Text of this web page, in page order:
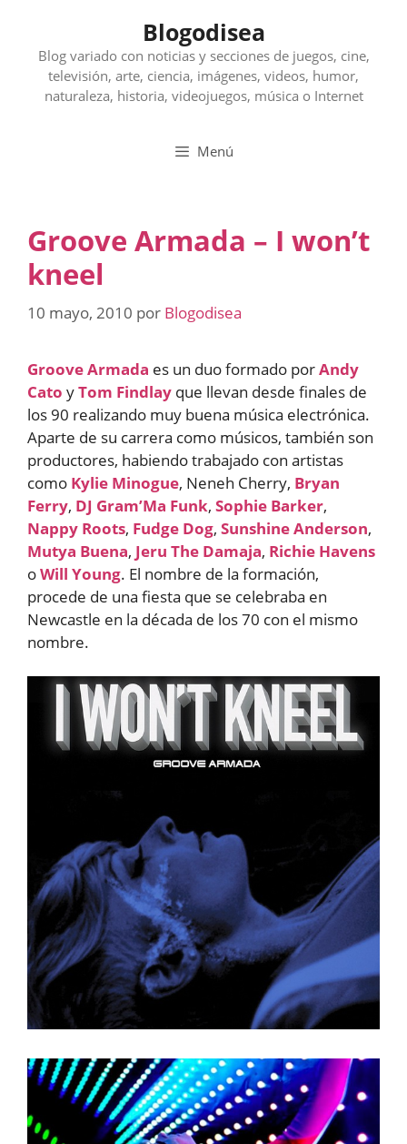
contenido
Blogodisea
Blog variado con noticias y secciones de juegos, cine,
televisión, arte, ciencia, imágenes, videos, humor,
naturaleza, historia, videojuegos, música o Internet
Menú
Groove Armada – I won’t
kneel
10 mayo, 2010 por Blogodisea
Groove Armada es un duo formado porAndy
Cato yTom Findlay que llevan desde finales de
los 90 realizando muy buena música electrónica.
Aparte de su carrera como músicos, también son
productores, habiendo trabajado con artistas
como Kylie Minogue, Neneh Cherry, Bryan
Ferry, DJ Gram’Ma Funk, Sophie Barker,
Nappy Roots, Fudge Dog, Sunshine Anderson,
Mutya Buena, Jeru The Damaja, Richie Havens
oWill Young. El nombre de la formación,
procede de una fiesta que se celebraba en
Newcastle en la década de los 70 con el mismo
nombre.